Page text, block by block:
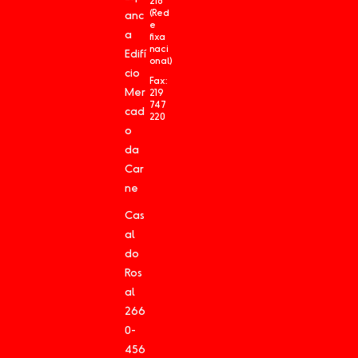
anc
a
Edifí
cio
Mer
cad
o
da
Car
ne
Cas
al
do
Ros
al
266
0-
456
(Red
e
fixa
naci
onal)
Fax:
219
747
220